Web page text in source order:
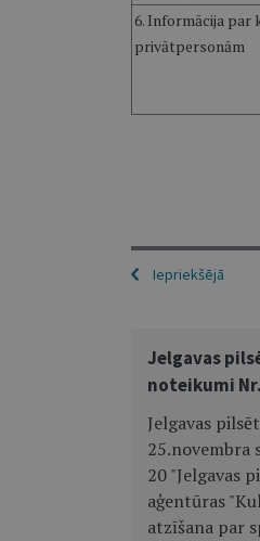
6. Informācija par
privātpersonām
Iepriekšējā
Jelgavas
noteikumi
Jelgavas
25.novembra
20 "Jelgavas
aģentūras
atzīšana par